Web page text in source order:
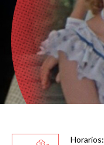
Horarios: